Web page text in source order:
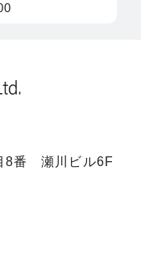
8番 瀬川ビル6F